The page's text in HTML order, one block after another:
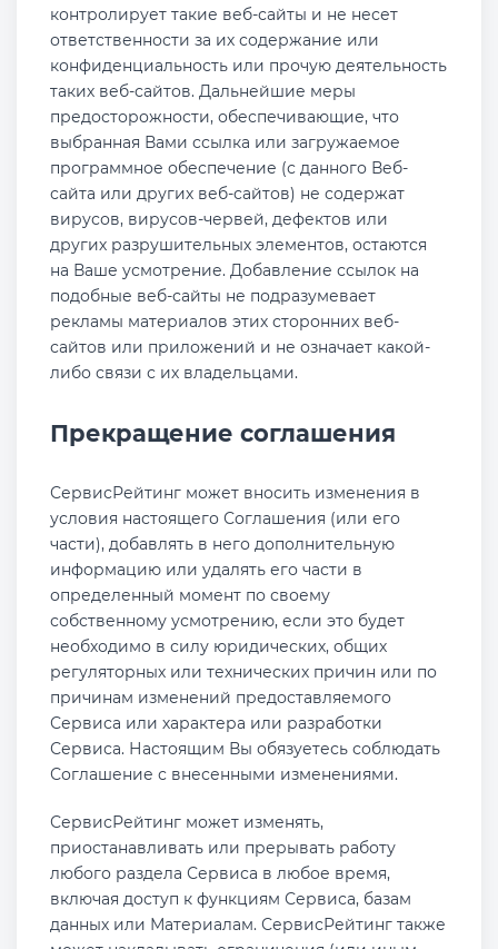
контролирует такие веб-сайты и не несет
ответственности за их содержание или
конфиденциальность или прочую деятельность
таких веб-сайтов. Дальнейшие меры
предосторожности, обеспечивающие, что
выбранная Вами ссылка или загружаемое
программное обеспечение (с данного Веб-
сайта или других веб-сайтов) не содержат
вирусов, вирусов-червей, дефектов или
других разрушительных элементов, остаются
на Ваше усмотрение. Добавление ссылок на
подобные веб-сайты не подразумевает
рекламы материалов этих сторонних веб-
сайтов или приложений и не означает какой-
либо связи с их владельцами.
Прекращение соглашения
СервисРейтинг может вносить изменения в
условия настоящего Соглашения (или его
части), добавлять в него дополнительную
информацию или удалять его части в
определенный момент по своему
собственному усмотрению, если это будет
необходимо в силу юридических, общих
регуляторных или технических причин или по
причинам изменений предоставляемого
Сервиса или характера или разработки
Сервиса. Настоящим Вы обязуетесь соблюдать
Соглашение с внесенными изменениями.
СервисРейтинг может изменять,
приостанавливать или прерывать работу
любого раздела Сервиса в любое время,
включая доступ к функциям Сервиса, базам
данных или Материалам. СервисРейтинг также